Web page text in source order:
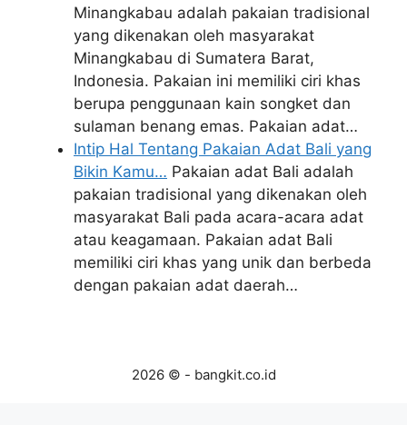
Minangkabau adalah pakaian tradisional
yang dikenakan oleh masyarakat
Minangkabau di Sumatera Barat,
Indonesia. Pakaian ini memiliki ciri khas
berupa penggunaan kain songket dan
sulaman benang emas. Pakaian adat…
Intip Hal Tentang Pakaian Adat Bali yang
Bikin Kamu… Pakaian adat Bali adalah
pakaian tradisional yang dikenakan oleh
masyarakat Bali pada acara-acara adat
atau keagamaan. Pakaian adat Bali
memiliki ciri khas yang unik dan berbeda
dengan pakaian adat daerah…
2026 © - bangkit.co.id